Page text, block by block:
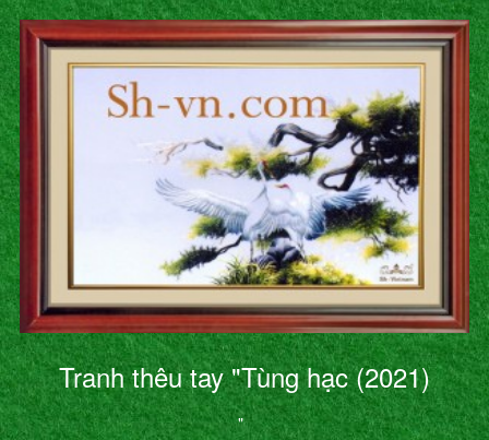
Tranh thêu tay "Tùng hạc (2021)
"